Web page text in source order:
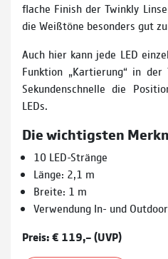
flache Finish der Twinkly
die Weißtöne besonders gut
Auch hier kann jede LED
Funktion „Kartierung“ in
Sekundenschnelle die
LEDs.
Die wichtigsten
10 LED-Stränge
Länge: 2,1 m
Breite: 1 m
Verwendung In- und
Preis: € 119,– (UVP)